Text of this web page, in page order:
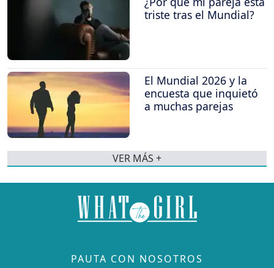
triste tras el Mundial?
El Mundial 2026 y la
encuesta que inquietó
a muchas parejas
VER MÁS +
PAUTA CON NOSOTROS